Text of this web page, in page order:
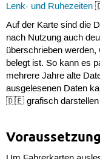
Lenk- und Ruhezeiten
Auf der Karte sind die
nach Nutzung auch
überschrieben
belegt ist. So kann es
mehrere Jahre alte
ausgelesenen Daten
🇩🇪 grafisch darstellen